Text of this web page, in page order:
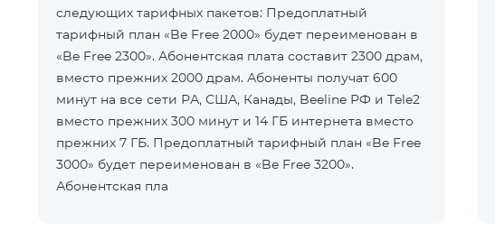
следующих тарифных пакетов: Предоплатный
тарифный план «Be Free 2000» будет переименован в
«Be Free 2300». Абонентская плата составит 2300 драм,
вместо прежних 2000 драм. Абоненты получат 600
минут на все сети РА, США, Канады, Beeline РФ и Tele2
вместо прежних 300 минут и 14 ГБ интернета вместо
прежних 7 ГБ. Предоплатный тарифный план «Be Free
3000» будет переименован в «Be Free 3200».
Абонентская пла